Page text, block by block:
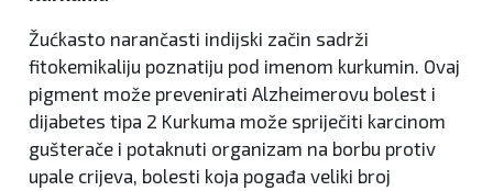
Žućkasto narančasti indijski začin sadrži
fitokemikaliju poznatiju pod imenom kurkumin. Ovaj
pigment može prevenirati Alzheimerovu bolest i
dijabetes tipa 2 Kurkuma može spriječiti karcinom
gušterače i potaknuti organizam na borbu protiv
upale crijeva, bolesti koja pogađa veliki broj